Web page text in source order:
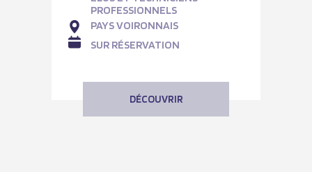
PROFESSIONNELS
PAYS VOIRONNAIS
SUR RÉSERVATION
DÉCOUVRIR